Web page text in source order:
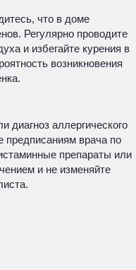
что в доме
Регулярно проводите
и избегайте курения в
возникновения
диагноз аллергического
предписаниям врача по
препараты или
и не изменяйте